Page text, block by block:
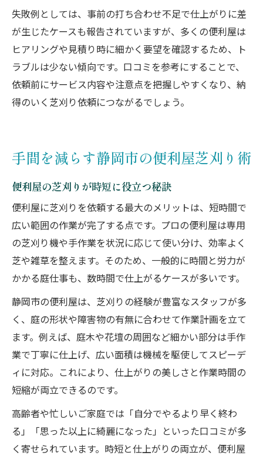
失敗例としては、事前の打ち合わせ不足で仕上がりに差
が生じたケースも報告されていますが、多くの便利屋は
ヒアリングや見積り時に細かく要望を確認するため、ト
ラブルは少ない傾向です。口コミを参考にすることで、
依頼前にサービス内容や注意点を把握しやすくなり、納
得のいく芝刈り依頼につながるでしょう。
手間を減らす静岡市の便利屋芝刈り術
便利屋の芝刈りが時短に役立つ秘訣
便利屋に芝刈りを依頼する最大のメリットは、短時間で
広い範囲の作業が完了する点です。プロの便利屋は専用
の芝刈り機や手作業を状況に応じて使い分け、効率よく
芝や雑草を整えます。そのため、一般的に時間と労力が
かかる庭仕事も、数時間で仕上がるケースが多いです。
静岡市の便利屋は、芝刈りの経験が豊富なスタッフが多
く、庭の形状や障害物の有無に合わせて作業計画を立て
ます。例えば、庭木や花壇の周囲など細かい部分は手作
業で丁寧に仕上げ、広い面積は機械を駆使してスピーデ
ィに対応。これにより、仕上がりの美しさと作業時間の
短縮が両立できるのです。
高齢者や忙しいご家庭では「自分でやるより早く終わ
る」「思った以上に綺麗になった」といった口コミが多
く寄せられています。時短と仕上がりの両立が、便利屋